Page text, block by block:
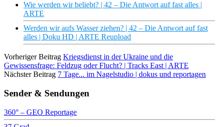
Wie werden wir beliebt? | 42 – Die Antwort auf fast alles |
ARTE
Werden wir aufs Wasser ziehen? | 42 – Die Antwort auf fast
alles | Doku HD | ARTE Reupload
Vorheriger Beitrag Kriegsdienst in der Ukraine und die
Gewissensfrage: Feldzug oder Flucht? | Tracks East | ARTE
Nächster Beitrag 7 Tage... im Nagelstudio | dokus und reportagen
Sender & Sendungen
360° – GEO Reportage